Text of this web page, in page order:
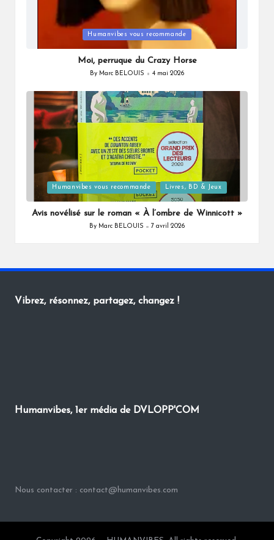
in
Humanvibes vous recommande
Moi, perruque du Crazy Horse
Posted
By Marc BELOUIS 4 mai 2026
Posted
in
Humanvibes vous recommande Livres, BD & Jeux
Avis novélisé sur le roman « À l’ombre de Winnicott »
Posted
By Marc BELOUIS 7 avril 2026
Vibrez, résonnez, partagez, changez !
Humanvibes, 1er média de DVLOPP'COM
Nous contacter : contact@humanvibes.com